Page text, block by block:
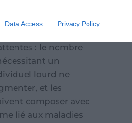
Data Access Privacy Policy
: le nombre
un
lourd ne
et les
composer avec
lié aux maladies